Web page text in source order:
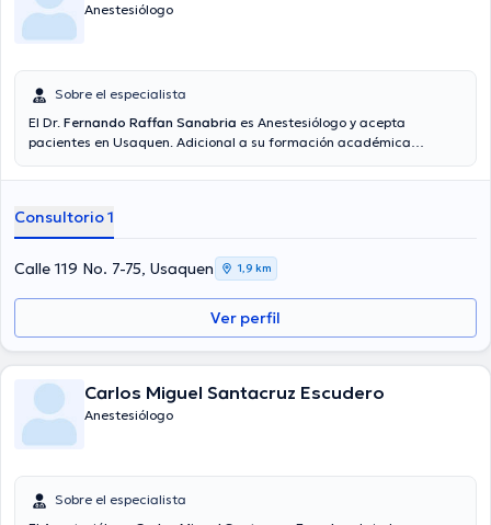
Anestesiólogo
Sobre el especialista
El Dr. Fernando Raffan Sanabria es Anestesiólogo y acepta
pacientes en Usaquen. Adicional a su formación académica
de especialidad. El profesional de la salud cuenta con varios años
se ha desempeñado como miembro de la Sociedad
Cundinamarquesa De Anestesiología (SCA). Fernando Raffan
Sanabria ha contribuido en abundantes conferencias con la
intención de tener una formación continua en su campo de
especialización y ha difundido diversos comunicados.
Consultorio 1
Calle 119 No. 7-75, Usaquen 1,9 km
Ver perfil
Carlos Miguel Santacruz Escudero
Anestesiólogo
Sobre el especialista